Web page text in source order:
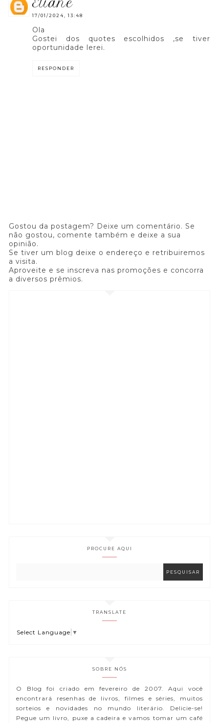
eliane
17/01/2024, 13:48
Ola
Gostei dos quotes escolhidos ,se tiver
oportunidade lerei.
RESPONDER
Gostou da postagem? Deixe um comentário. Se
não gostou, comente também e deixe a sua
opinião.
Se tiver um blog deixe o endereço e retribuiremos
a visita.
Aproveite e se inscreva nas promoções e concorra
a diversos prêmios.
PROCURE AQUI
TRANSLATE
Select Language ▼
SOBRE NÓS
O Blog foi criado em fevereiro de 2007. Aqui você
encontrará resenhas de livros, filmes e séries, muitos
sorteios e novidades no mundo literário. Delicie-se!
Pegue um livro, puxe a cadeira e vamos tomar um café